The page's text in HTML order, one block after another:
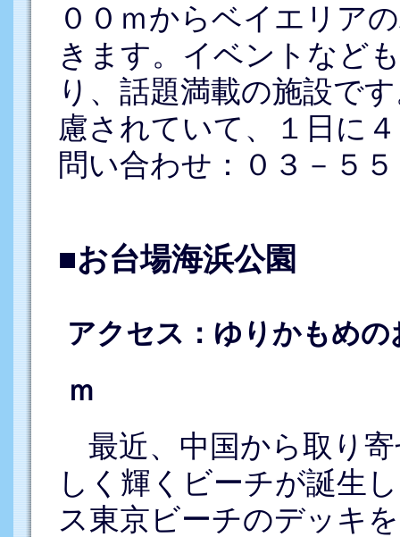
００ｍからベイエリア
きます。イベントなど
り、話題満載の施設で
慮されていて、１日に
問い合わせ：０３－５
■お台場海浜公園
アクセス：ゆりかもめ
ｍ
最近、中国から取り
しく輝くビーチが誕生
ス東京ビーチのデッキ